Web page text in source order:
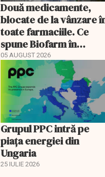
Două medicamente,
blocate de la vânzare
toate farmaciile. Ce
spune Biofarm în
documentul trimis BVB
05 AUGUST 2026
Grupul PPC intră pe
piața energiei din
Ungaria
25 IULIE 2026